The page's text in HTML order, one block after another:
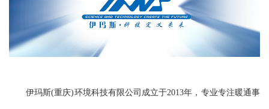
伊玛斯(重庆)环境科技有限公司成立于2013年，专业专注暖通事